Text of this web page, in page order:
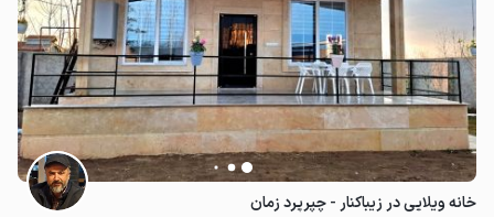
خانه ویلایی در زیباکنار - چپرپرد زمان